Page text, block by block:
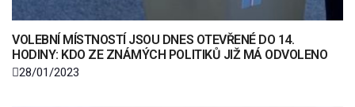
VOLEBNÍ MÍSTNOSTÍ JSOU DNES OTEVŘENÉ DO 14.
HODINY: KDO ZE ZNÁMÝCH POLITIKŮ JIŽ MÁ ODVOLENO
28/01/2023